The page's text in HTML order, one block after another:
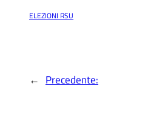
ELEZIONI RSU
← Precedente: